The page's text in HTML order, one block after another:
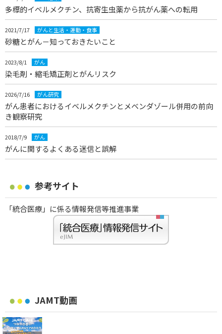
多標的イベルメクチン、抗寄生虫薬から抗がん薬への転用
2021/7/17 がんと生活・運動・食事
砂糖とがん－知っておきたいこと
2023/8/1 がん
染毛剤・縮毛矯正剤とがんリスク
2026/7/16 がん研究
がん患者におけるイベルメクチンとメベンダゾール併用の前向
き観察研究
2018/7/9 がん
がんに関するよくある迷信と誤解
参考サイト
「統合医療」に係る情報発信等推進事業
JAMT動画